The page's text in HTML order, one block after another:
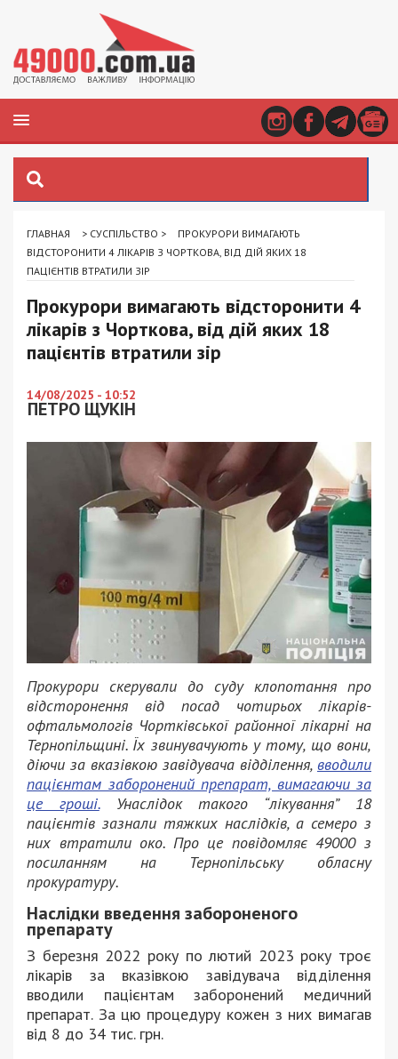
ГЛАВНАЯ > СУСПІЛЬСТВО >
ПРОКУРОРИ ВИМАГАЮТЬ
ВІДСТОРОНИТИ 4 ЛІКАРІВ З ЧОРТКОВА, ВІД ДІЙ ЯКИХ 18
ПАЦІЄНТІВ ВТРАТИЛИ ЗІР
Прокурори вимагають відсторонити 4
лікарів з Чорткова, від дій яких 18
пацієнтів втратили зір
14/08/2025 - 10:52
ПЕТРО ЩУКІН
Прокурори скерували до суду клопотання про
відсторонення від посад чотирьох лікарів-
офтальмологів Чортківської районної лікарні на
Тернопільщині. Їх звинувачують у тому, що вони,
діючи за вказівкою завідувача відділення, вводили
пацієнтам заборонений препарат, вимагаючи за
це гроші.Унаслідок такого “лікування” 18
пацієнтів зазнали тяжких наслідків, а семеро з
них втратили око. Про це повідомляє 49000 з
посиланням на Тернопільську обласну
прокуратуру.
Наслідки введення забороненого
препарату
З березня 2022 року по лютий 2023 року троє
лікарів за вказівкою завідувача відділення
вводили пацієнтам заборонений медичний
препарат. За цю процедуру кожен з них вимагав
від 8 до 34 тис. грн.